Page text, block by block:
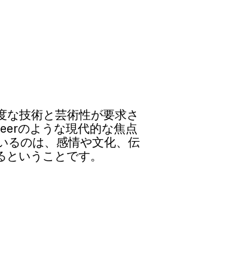
技術と芸術性が要求さ
のような現代的な焦点
るのは、感情や文化、伝
いうことです。